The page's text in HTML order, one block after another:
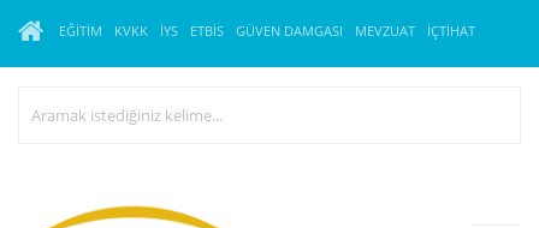
EĞITIM KVKK İYS ETBİS GÜVEN DAMGASI MEVZUAT İÇTIHAT